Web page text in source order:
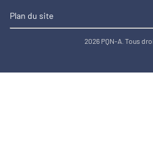
Plan du site
2026 PQN-A. Tous